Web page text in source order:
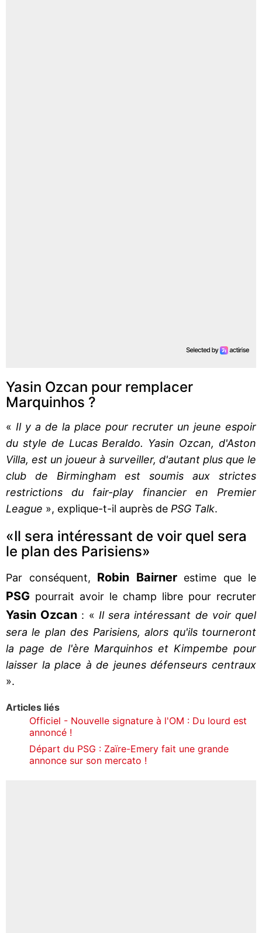
Yasin Ozcan pour remplacer
Marquinhos ?
« Il y a de la place pour recruter un jeune espoir
du style de Lucas Beraldo. Yasin Ozcan, d'Aston
Villa, est un joueur à surveiller, d'autant plus que le
club de Birmingham est soumis aux strictes
restrictions du fair-play financier en Premier
League », explique-t-il auprès de PSG Talk.
«Il sera intéressant de voir quel sera
le plan des Parisiens»
Par conséquent, Robin Bairnerestime que le
PSG pourrait avoir le champ libre pour recruter
Yasin Ozcan : « Il sera intéressant de voir quel
sera le plan des Parisiens, alors qu'ils tourneront
la page de l'ère Marquinhos et Kimpembe pour
laisser la place à de jeunes défenseurs centraux
».
Articles liés
Officiel - Nouvelle signature à l'OM : Du lourd est
annoncé !
Départ du PSG : Zaïre-Emery fait une grande
annonce sur son mercato !